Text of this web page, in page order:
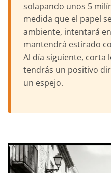
solapando unos 5
medida que el papel
ambiente, intentará
mantendrá estirado
Al día siguiente, corta
tendrás un positivo
un espejo.